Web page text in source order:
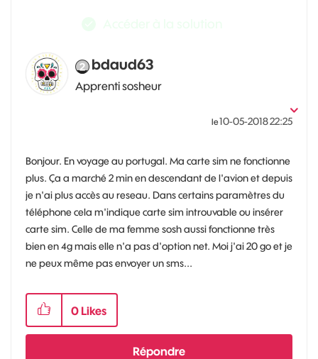
bdaud63
Apprenti sosheur
le‎10-05-201822:25
Bonjour. En voyage au portugal. Ma carte sim ne fonctionne
plus. Ça a marché 2 min en descendant de l'avion et depuis
je n'ai plus accès au reseau. Dans certains paramètres du
téléphone cela m'indique carte sim introuvable ou insérer
carte sim. Celle de ma femme sosh aussi fonctionne très
bien en 4g mais elle n'a pas d'option net. Moi j'ai 20 go et je
ne peux même pas envoyer un sms...
0 Likes
Répondre